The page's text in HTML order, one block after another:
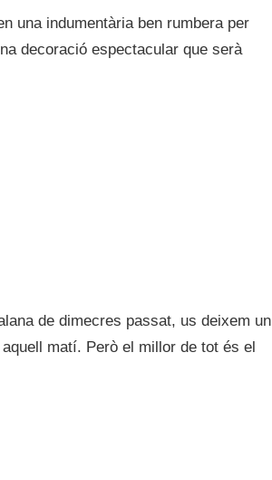
una indumentària ben rumbera per
decoració espectacular que serà
de dimecres passat, us deixem un
matí. Però el millor de tot és el